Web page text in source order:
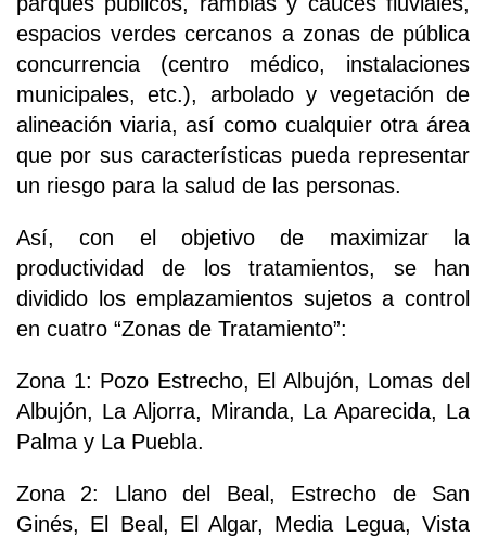
espacios verdes cercanos a zonas de pública
concurrencia (centro médico, instalaciones
municipales, etc.), arbolado y vegetación de
alineación viaria, así como cualquier otra área
que por sus características pueda representar
un riesgo para la salud de las personas.
Así, con el objetivo de maximizar la
productividad de los tratamientos, se han
dividido los emplazamientos sujetos a control
en cuatro “Zonas de Tratamiento”:
Zona 1: Pozo Estrecho, El Albujón, Lomas del
Albujón, La Aljorra, Miranda, La Aparecida, La
Palma y La Puebla.
Zona 2: Llano del Beal, Estrecho de San
Ginés, El Beal, El Algar, Media Legua, Vista